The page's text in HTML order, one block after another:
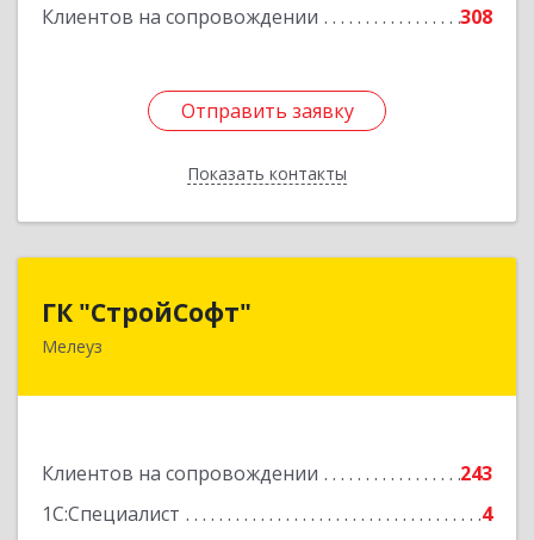
Клиентов на сопровождении 308
Отправить заявку
Показать контакты
Подробнее
Отправить заявку
Назад
ГК "СтройСофт"
Мелеуз
Клиентов на сопровождении
243
1С:Специалист
4
453852, Башкортостан Респ, Мелеуз г, Ленина